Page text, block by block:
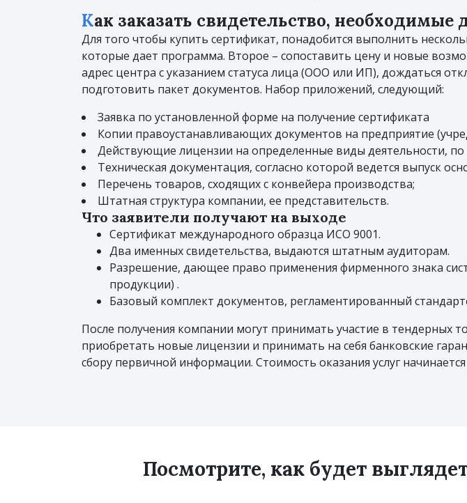
Как заказать свидетельство,
Для того чтобы купить сертификат, понадобится выполнить
которые дает программа. Второе – сопоставить цену и новые
адрес центра с указанием статуса лица (ООО или ИП), дождаться
подготовить пакет документов. Набор приложений, следующий:
Заявка по установленной форме на получение сертификата
Копии правоустанавливающих документов на предприятие
Действующие лицензии на определенные виды деятельности,
Техническая документация, согласно которой ведется выпуск
Перечень товаров, сходящих с конвейера производства;
Штатная структура компании, ее представительств.
Что заявители получают на выходе
Сертификат международного образца ИСО 9001.
Два именных свидетельства, выдаются штатным аудиторам.
Разрешение, дающее право применения фирменного знака
продукции) .
Базовый комплект документов, регламентированный
После получения компании могут принимать участие в тендерных
приобретать новые лицензии и принимать на себя банковские
сбору первичной информации. Стоимость оказания услуг
Посмотрите, как будет